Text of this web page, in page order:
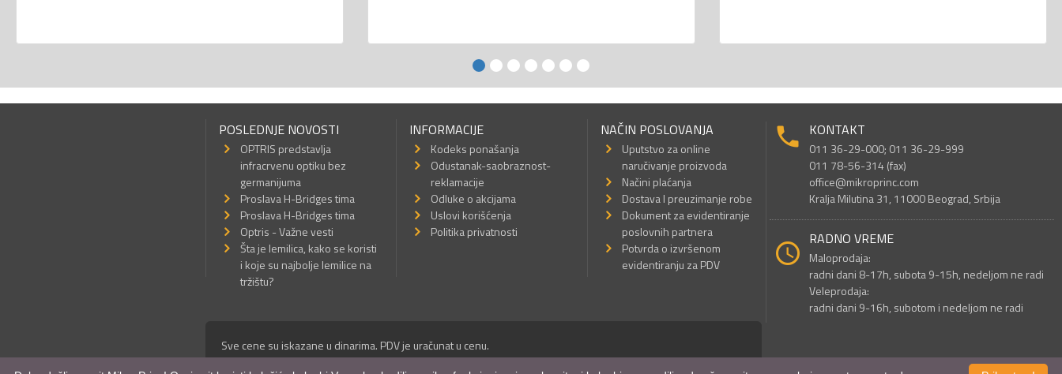
POSLEDNJE NOVOSTI
OPTRIS predstavlja
infracrvenu optiku bez
germanijuma
Proslava H-Bridges tima
Proslava H-Bridges tima
Optris - Važne vesti
Šta je lemilica, kako se koristi
i koje su najbolje lemilice na
tržištu?
INFORMACIJE
Kodeks ponašanja
Odustanak-saobraznost-
reklamacije
Odluke o akcijama
Uslovi korišćenja
Politika privatnosti
NAČIN POSLOVANJA
Uputstvo za online
naručivanje proizvoda
Načini plaćanja
Dostava I preuzimanje robe
Dokument za evidentiranje
poslovnih partnera
Potvrda o izvršenom
evidentiranju za PDV
KONTAKT
011 36-29-000; 011 36-29-999
011 78-56-314 (fax)
office@mikroprinc.com
Kralja Milutina 31, 11000 Beograd, Srbija
RADNO VREME
Maloprodaja:
radni dani 8-17h, subota 9-15h, nedeljom ne radi
Veleprodaja:
radni dani 9-16h, subotom i nedeljom ne radi
Sve cene su iskazane u dinarima. PDV je uračunat u cenu.
© Mikro Princ 1999 - 2026. Sva prava su zadržana.